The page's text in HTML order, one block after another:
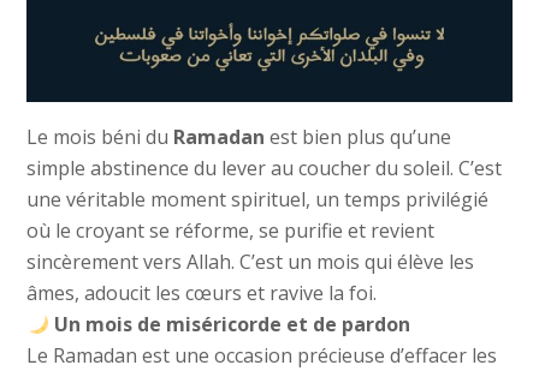
Le mois béni du Ramadan est bien plus qu’une
simple abstinence du lever au coucher du soleil. C’est
une véritable moment spirituel, un temps privilégié
où le croyant se réforme, se purifie et revient
sincèrement vers Allah. C’est un mois qui élève les
âmes, adoucit les cœurs et ravive la foi.
Un mois de miséricorde et de pardon
Le Ramadan est une occasion précieuse d’effacer les